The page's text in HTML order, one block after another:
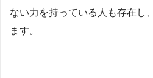
ない力を持っている人も存在し
ます。